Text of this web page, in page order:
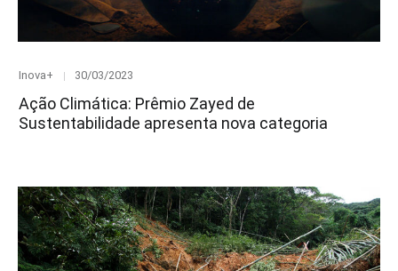
Category
Inova+
Posted
30/03/2023
Ação Climática: Prêmio Zayed de
Sustentabilidade apresenta nova categoria